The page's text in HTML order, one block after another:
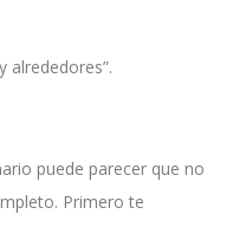
alrededores”.
puede parecer que no
Primero te